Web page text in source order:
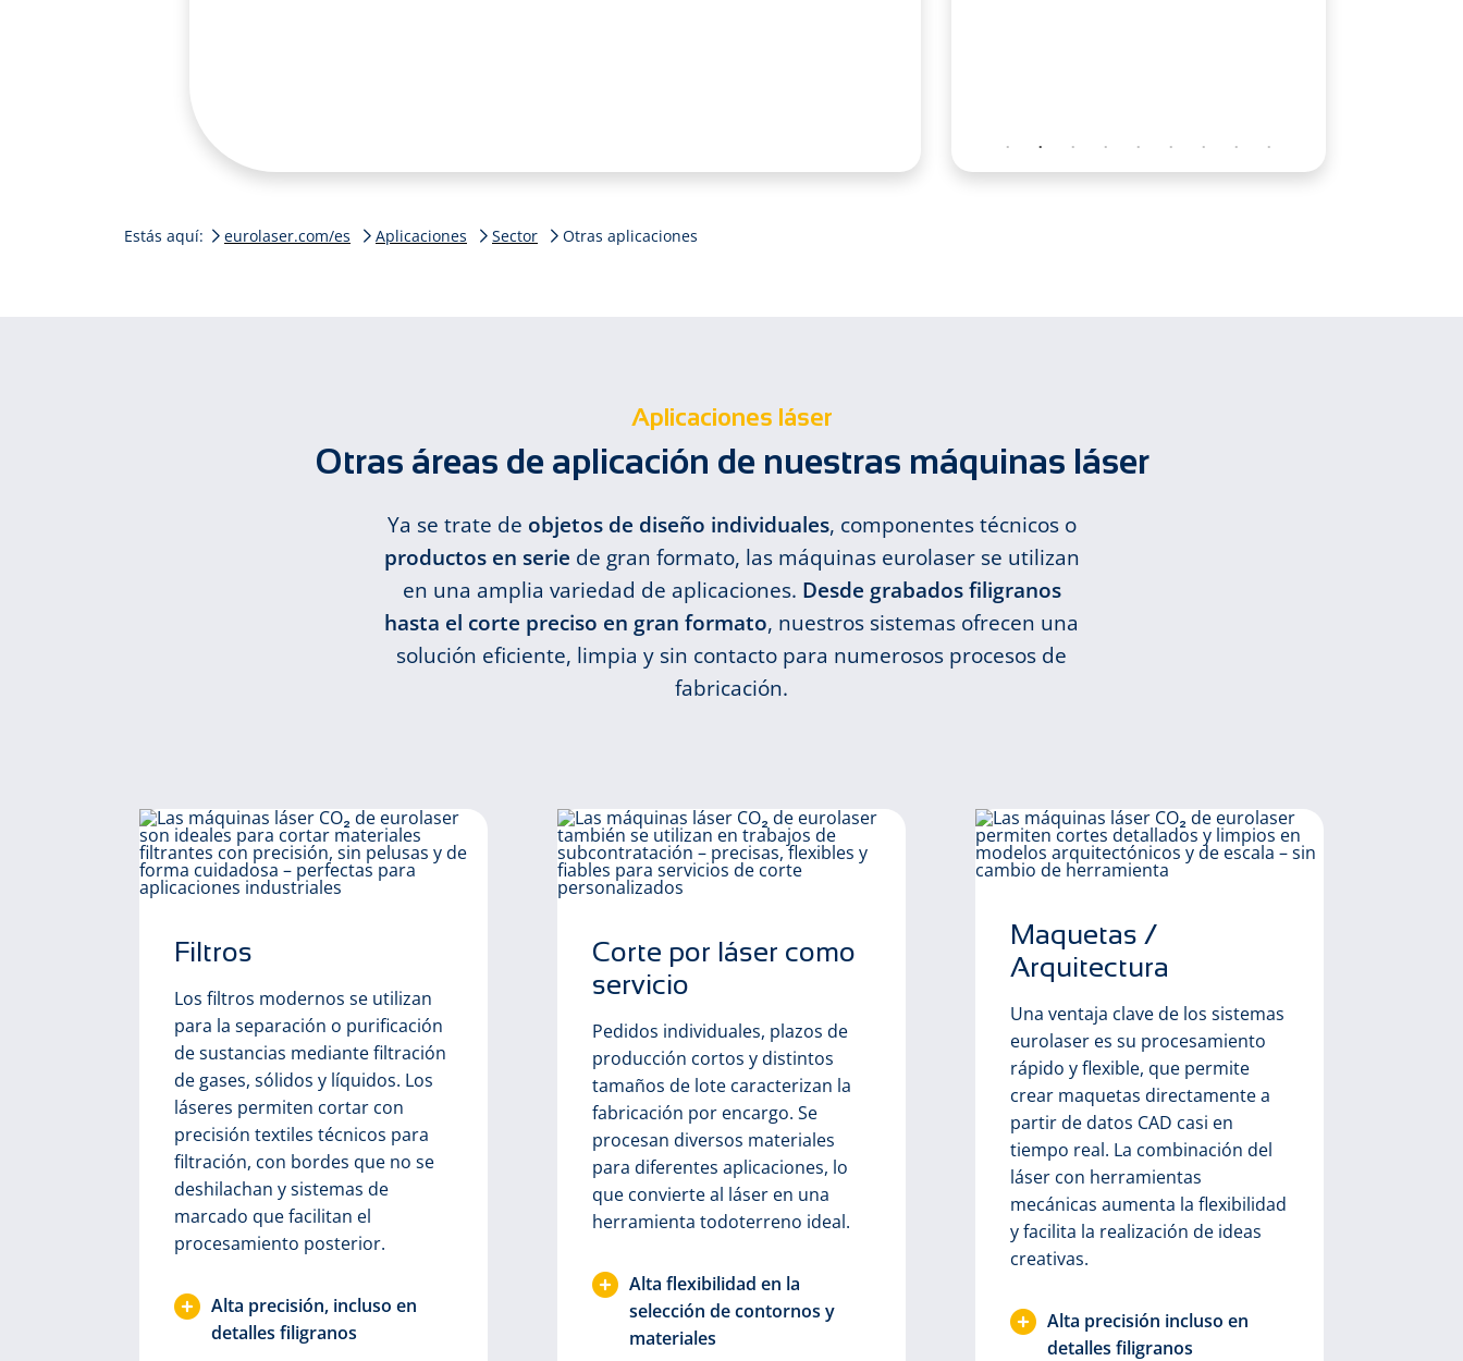
Estás aquí: eurolaser.com/es Aplicaciones Sector Otras aplicaciones
Aplicaciones láser
Otras áreas de aplicación de nuestras máquinas láser
Ya se trate de objetos de diseño individuales, componentes técnicos o
productos en serie de gran formato, las máquinas eurolaser se utilizan
en una amplia variedad de aplicaciones. Desde grabados filigranos
hasta el corte preciso en gran formato, nuestros sistemas ofrecen una
solución eficiente, limpia y sin contacto para numerosos procesos de
fabricación.
Filtros
Los filtros modernos se utilizan
para la separación o purificación
de sustancias mediante filtración
de gases, sólidos y líquidos. Los
láseres permiten cortar con
precisión textiles técnicos para
filtración, con bordes que no se
deshilachan y sistemas de
marcado que facilitan el
procesamiento posterior.
Alta precisión, incluso en
detalles filigranos
Corte por láser como
servicio
Pedidos individuales, plazos de
producción cortos y distintos
tamaños de lote caracterizan la
fabricación por encargo. Se
procesan diversos materiales
para diferentes aplicaciones, lo
que convierte al láser en una
herramienta todoterreno ideal.
Alta flexibilidad en la
selección de contornos y
materiales
Maquetas /
Arquitectura
Una ventaja clave de los sistemas
eurolaser es su procesamiento
rápido y flexible, que permite
crear maquetas directamente a
partir de datos CAD casi en
tiempo real. La combinación del
láser con herramientas
mecánicas aumenta la flexibilidad
y facilita la realización de ideas
creativas.
Alta precisión incluso en
detalles filigranos